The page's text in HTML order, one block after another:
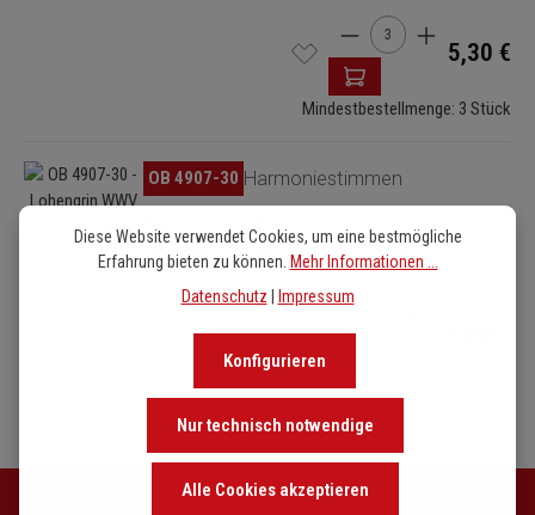
Produkt Anzahl: Gib
5,30 €
Mindestbestellmenge: 3 Stück
Bildergalerie überspringen
OB 4907-30 Harmoniestimmen
56 Seiten / 25 x 32 cm / 243 g / Mappe
Produkt Anzahl: Gib den
Diese Website verwendet Cookies, um eine bestmögliche
Erfahrung bieten zu können. Mehr Informationen ...
Datenschutz
Impressum
Nur technisch notwendige
Konfigurieren
Alle Cookies akzeptieren